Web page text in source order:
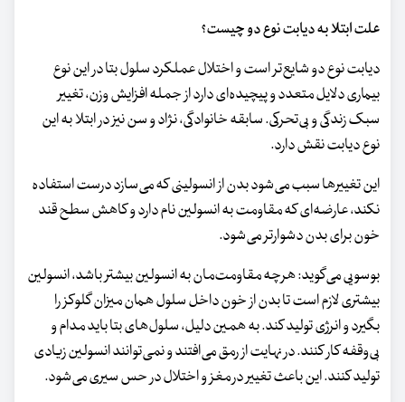
علت ابتلا به دیابت نوع دو چیست؟
دیابت نوع دو شایع‌تر است و اختلال عملکرد سلول بتا در این نوع
بیماری دلایل متعدد و پیچیده‌ای دارد از جمله افزایش وزن، تغییر
سبک زندگی و بی‌تحرکی. سابقه خانوادگی، نژاد و سن نیز در ابتلا به این
نوع دیابت نقش دارد.
این تغییرها سبب می‌شود بدن از انسولینی که می‌سازد درست استفاده
نکند، عارضه‌ای که مقاومت به انسولین نام دارد و کاهش سطح قند
خون برای بدن دشوارتر می‌شود.
بوسویی می‌گوید: هرچه مقاومت‌مان به انسولین بیشتر باشد، انسولین
بیشتری لازم است تا بدن از خون داخل سلول همان میزان گلوکز را
بگیرد و انرژی تولید کند. به همین دلیل، سلول‌های بتا باید مدام و
بی‌وقفه کار کنند. در نهایت از رمق می‌افتند و نمی‌توانند انسولین زیادی
تولید کنند. این باعث تغییر در مغز و اختلال در حس سیری می‌شود.